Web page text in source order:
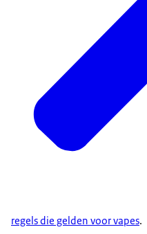
regels die gelden voor vapes.